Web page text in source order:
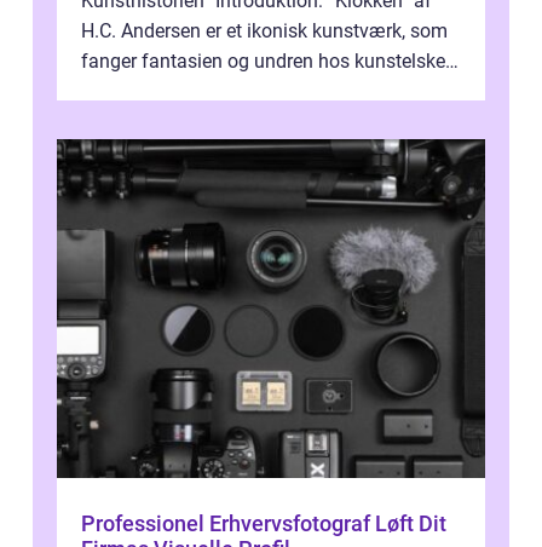
H.C. Andersen er et ikonisk kunstværk, som
fanger fantasien og undren hos kunstelskere
Professionel Erhvervsfotograf Løft Dit